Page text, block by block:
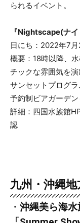
られるイベント。
『Nightscape(ナ
日にち：2022年7
概要：18時以降、
チックな雰囲気を
サンセットプログ
予約制ビアガーデン
詳細：四国水族館
認
九州・沖縄地
・ 沖縄美ら海